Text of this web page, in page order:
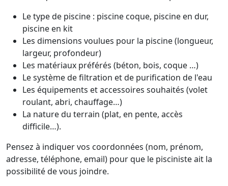
Le type de piscine : piscine coque, piscine en dur,
piscine en kit
Les dimensions voulues pour la piscine (longueur,
largeur, profondeur)
Les matériaux préférés (béton, bois, coque …)
Le système de filtration et de purification de l'eau
Les équipements et accessoires souhaités (volet
roulant, abri, chauffage…)
La nature du terrain (plat, en pente, accès
difficile…).
Pensez à indiquer vos coordonnées (nom, prénom,
adresse, téléphone, email) pour que le pisciniste ait la
possibilité de vous joindre.